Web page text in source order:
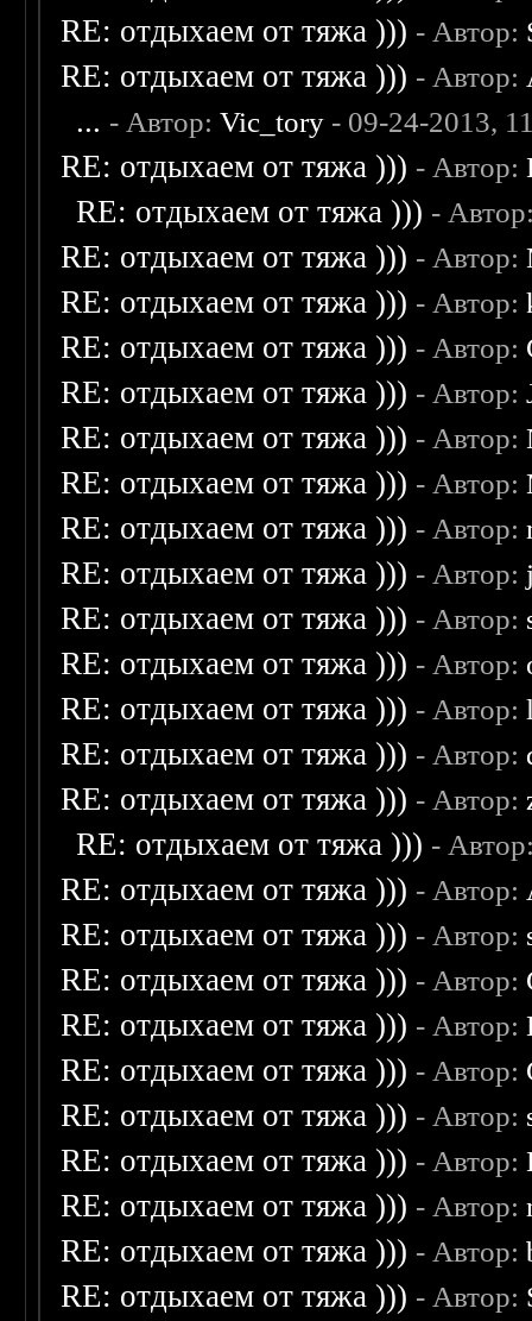
RE: отдыхаем от тяжа ))) - Автор:
RE: отдыхаем от тяжа ))) - Автор:
... - Автор:Vic_tory - 09-24-2013,
RE: отдыхаем от тяжа ))) - Автор:
RE: отдыхаем от тяжа ))) -
RE: отдыхаем от тяжа ))) - Автор:
RE: отдыхаем от тяжа ))) - Автор:
RE: отдыхаем от тяжа ))) - Автор:
RE: отдыхаем от тяжа ))) - Автор:
RE: отдыхаем от тяжа ))) - Автор:
RE: отдыхаем от тяжа ))) - Автор:
RE: отдыхаем от тяжа ))) - Автор:
RE: отдыхаем от тяжа ))) - Автор:
RE: отдыхаем от тяжа ))) - Автор:
RE: отдыхаем от тяжа ))) - Автор:
RE: отдыхаем от тяжа ))) - Автор:
RE: отдыхаем от тяжа ))) - Автор:
RE: отдыхаем от тяжа ))) - Автор:
RE: отдыхаем от тяжа ))) -
RE: отдыхаем от тяжа ))) - Автор:
RE: отдыхаем от тяжа ))) - Автор:
RE: отдыхаем от тяжа ))) - Автор:
RE: отдыхаем от тяжа ))) - Автор:
RE: отдыхаем от тяжа ))) - Автор:
RE: отдыхаем от тяжа ))) - Автор:
RE: отдыхаем от тяжа ))) - Автор:
RE: отдыхаем от тяжа ))) - Автор:
RE: отдыхаем от тяжа ))) - Автор:
RE: отдыхаем от тяжа ))) - Автор: